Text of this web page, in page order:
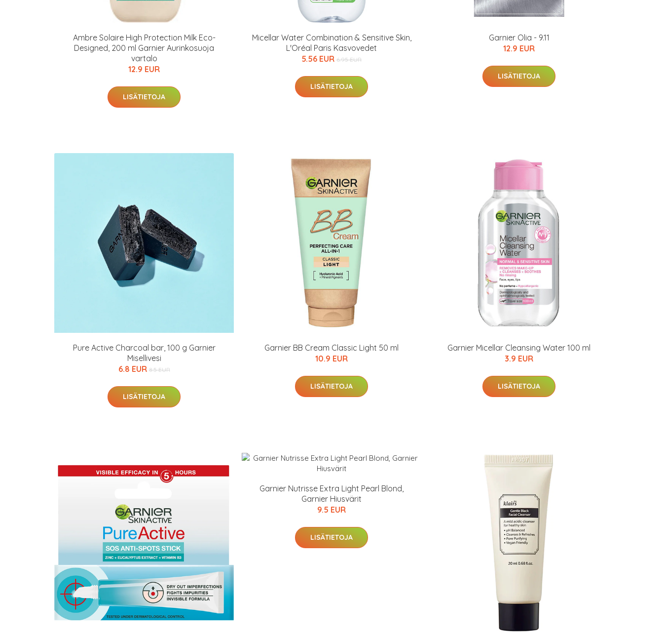
Ambre Solaire High Protection Milk Eco-
Designed, 200 ml Garnier Aurinkosuoja
vartalo
12.9 EUR
LISÄTIETOJA
Micellar Water Combination & Sensitive Skin,
L'Oréal Paris Kasvovedet
5.56 EUR 6.95 EUR
LISÄTIETOJA
Garnier Olia - 9.11
12.9 EUR
LISÄTIETOJA
Pure Active Charcoal bar, 100 g Garnier
Misellivesi
6.8 EUR 8.5 EUR
LISÄTIETOJA
Garnier BB Cream Classic Light 50 ml
10.9 EUR
LISÄTIETOJA
Garnier Micellar Cleansing Water 100 ml
3.9 EUR
LISÄTIETOJA
Garnier Nutrisse Extra Light Pearl Blond,
Garnier Hiusvärit
9.5 EUR
LISÄTIETOJA
Kaikki IdealofMeDin tuotteet -20 %!
Varaa terveystarkastus
nyt vain 200 €
hintaan.
KATSO TARJOUS